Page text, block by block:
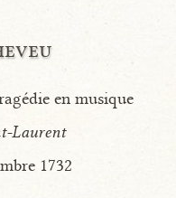
en musique
Laurent
1732